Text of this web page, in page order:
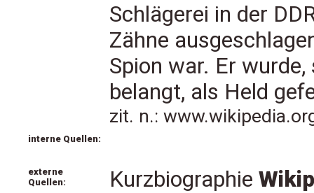
Schlägerei in der
Zähne
Spion war. Er
belangt, als Held
zit. n.:
interne Quellen:
externe
Quellen:
Kurzbiographie